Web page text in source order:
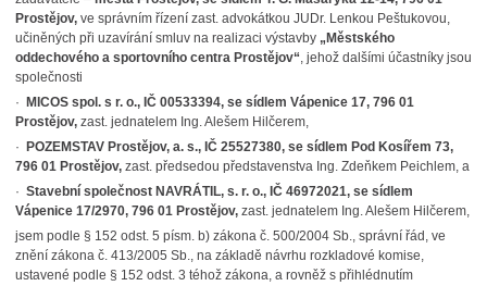
Prostějov, ve správním řízení zast. advokátkou JUDr. Lenkou Peštukovou,
učiněných při uzavírání smluv na realizaci výstavby „Městského
oddechového a sportovního centra Prostějov“, jehož dalšími účastníky jsou
společnosti
·
MICOS spol. s r. o., IČ 00533394, se sídlem Vápenice 17, 796 01
Prostějov, zast. jednatelem Ing. Alešem Hilčerem,
·
POZEMSTAV Prostějov, a. s., IČ 25527380, se sídlem Pod Kosířem 73,
796 01 Prostějov, zast. předsedou představenstva Ing. Zdeňkem Peichlem, a
· Stavební společnost NAVRÁTIL, s. r. o., IČ 46972021, se sídlem
Vápenice 17/2970, 796 01 Prostějov, zast. jednatelem Ing. Alešem Hilčerem,
jsem podle § 152 odst. 5 písm. b) zákona č. 500/2004 Sb., správní řád, ve
znění zákona č. 413/2005 Sb., na základě návrhu rozkladové komise,
ustavené podle § 152 odst. 3 téhož zákona, a rovněž s přihlédnutím